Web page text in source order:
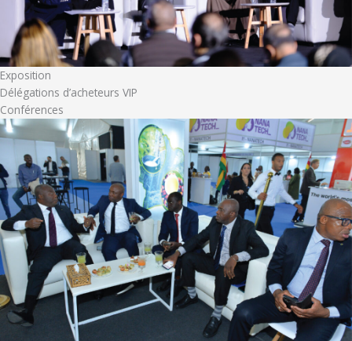
Exposition
Délégations d’acheteurs VIP
Conférences